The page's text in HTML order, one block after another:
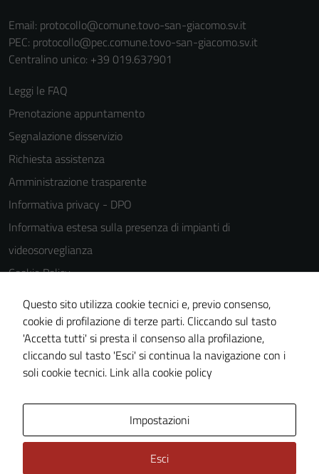
Email: protocollo@comune.tovo-san-giacomo.sv.it
PEC: protocollo@pec.comune.tovo-san-giacomo.sv.it
Centralino unico: +39 019.637901
Leggi le FAQ
Prenotazione appuntamento
Segnalazione disservizio
Richiesta assistenza
Amministrazione trasparente
Informativa privacy - DPO
Informativa estesa sulla presenza di impianti di
videosorveglianza
Cookie Policy
Note legali
Dichiarazione di accessibilità
Piano di miglioramento del sito
Statistiche sito web
Questo sito utilizza cookie tecnici e, previo consenso,
cookie di profilazione di terze parti. Cliccando sul tasto
'Accetta tutti' si presta il consenso alla profilazione,
cliccando sul tasto 'Esci' si continua la navigazione con i
soli cookie tecnici. Link alla cookie policy
Impostazioni
Esci
Tecnici
informazioni